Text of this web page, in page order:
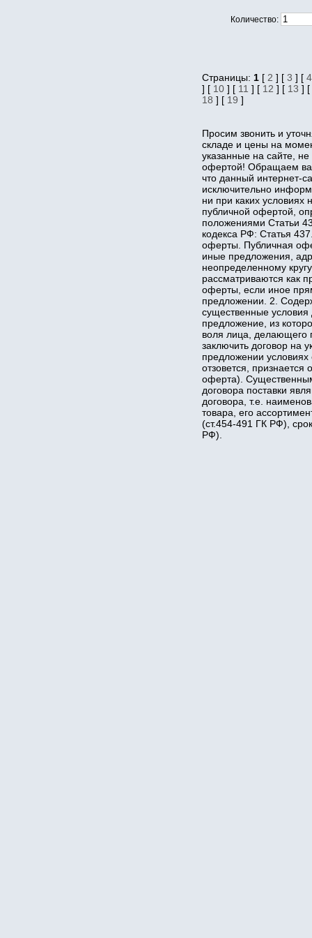
Количество:
Страницы: 1 [ 2 ] [ 3 ] [ 4
] [ 10 ] [ 11 ] [ 12 ] [ 13 ] [
18 ] [ 19 ]
Просим звонить и
складе и цены на
указанные на сайте,
офертой! Обращаем
что данный интернет-
исключительно
ни при каких условиях
публичной офертой,
положениями Статьи
кодекса РФ: Статья
оферты. Публичная
иные предложения,
неопределенному
рассматриваются как
оферты, если иное
предложении. 2.
существенные условия
предложение, из
воля лица, делающего
заключить договор на
предложении
отзовется,
оферта).
договора поставки
договора, т.е.
товара, его
(ст.454-491 ГК РФ),
РФ).